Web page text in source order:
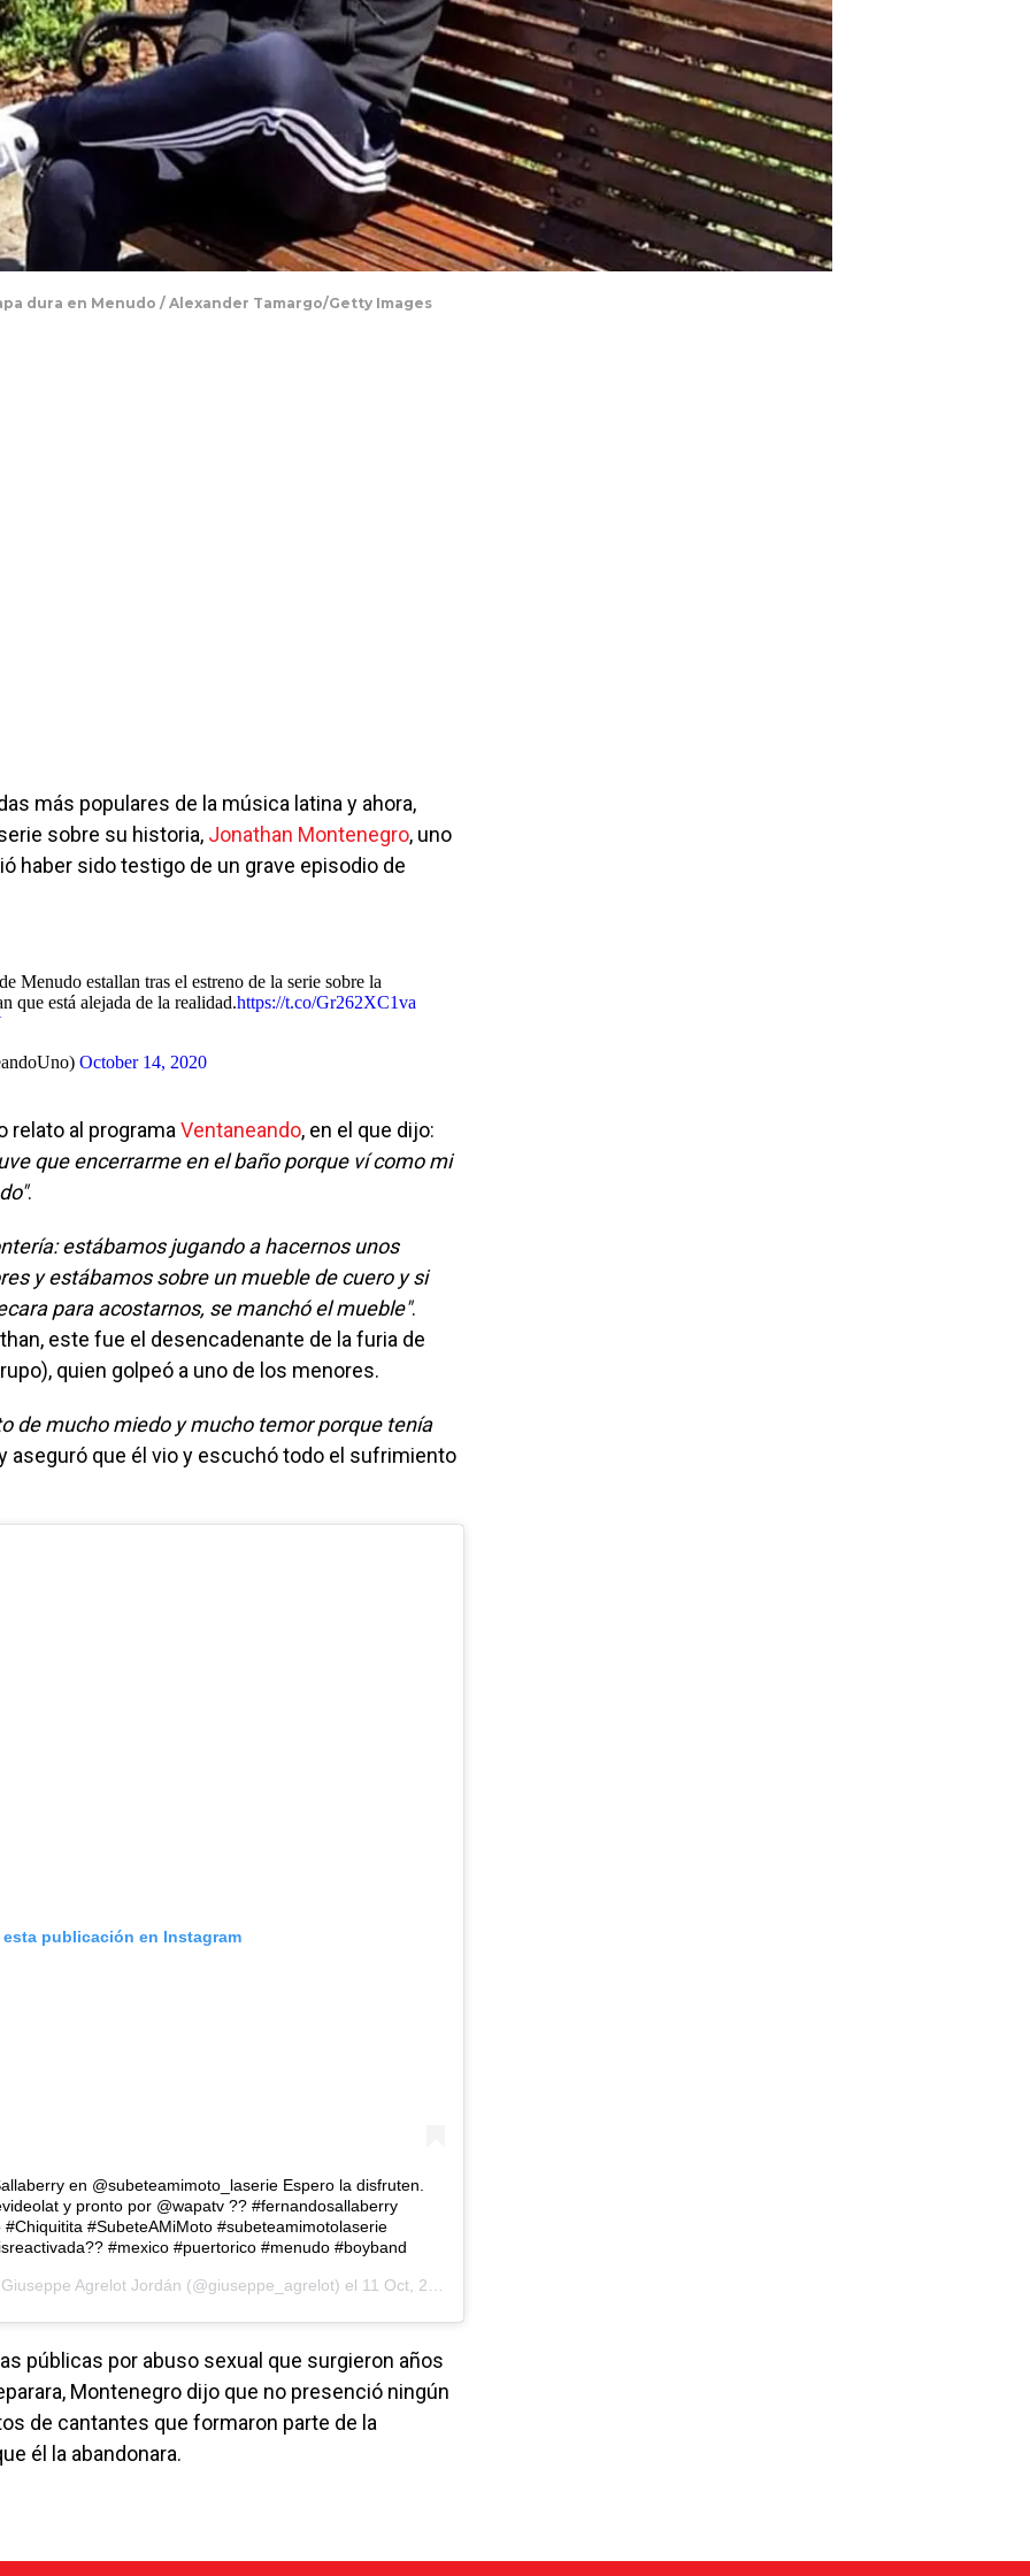
dura en Menudo / Alexander Tamargo/Getty Images
más populares de la música latina y ahora,
sobre su historia, Jonathan Montenegro, uno
haber sido testigo de un grave episodio de
Menudo estallan tras el estreno de la serie sobre la
que está alejada de la realidad.https://t.co/Gr262XC1va
October 14, 2020
relato al programaVentaneando, en el que dijo:
que encerrarme en el baño porque ví como mi
.
estábamos jugando a hacernos unos
y estábamos sobre un mueble de cuero y si
para acostarnos, se manchó el mueble".
este fue el desencadenante de la furia de
quien golpeó a uno de los menores.
de mucho miedo y mucho temor porque tenía
aseguró que él vio y escuchó todo el sufrimiento
esta publicación en Instagram
en @subeteamimoto_laserie Espero la disfruten.
y pronto por @wapatv ?? #fernandosallaberry
#SubeteAMiMoto #subeteamimotolaserie
#mexico #puertorico #menudo #boyband
Giuseppe Agrelot Jordán (@giuseppe_agrelot) el 11 Oct, 2020 a las 8:32 PDT
públicas por abuso sexual que surgieron años
Montenegro dijo que no presenció ningún
de cantantes que formaron parte de la
él la abandonara.